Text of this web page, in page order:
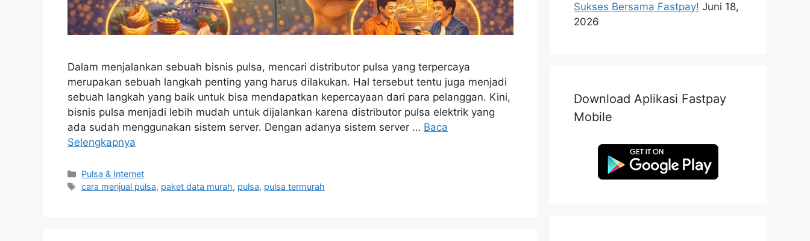
Dalam menjalankan sebuah bisnis pulsa, mencari distributor pulsa yang terpercaya
merupakan sebuah langkah penting yang harus dilakukan. Hal tersebut tentu juga menjadi
sebuah langkah yang baik untuk bisa mendapatkan kepercayaan dari para pelanggan. Kini,
bisnis pulsa menjadi lebih mudah untuk dijalankan karena distributor pulsa elektrik yang
ada sudah menggunakan sistem server. Dengan adanya sistem server … Baca
Selengkapnya
Pulsa & Internet
cara menjual pulsa, paket data murah, pulsa, pulsa termurah
Sukses Bersama Fastpay! Juni 18,
2026
Download Aplikasi Fastpay
Mobile